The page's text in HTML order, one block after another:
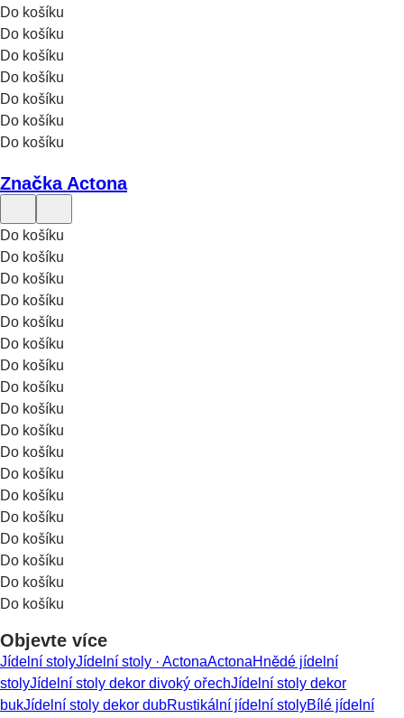
Do košíku
Do košíku
Do košíku
Do košíku
Do košíku
Do košíku
Do košíku
Značka Actona
Do košíku
Do košíku
Do košíku
Do košíku
Do košíku
Do košíku
Do košíku
Do košíku
Do košíku
Do košíku
Do košíku
Do košíku
Do košíku
Do košíku
Do košíku
Do košíku
Do košíku
Do košíku
Objevte více
Jídelní stolyJídelní stoly · ActonaActonaHnědé jídelní
stolyJídelní stoly dekor divoký ořechJídelní stoly dekor
bukJídelní stoly dekor dubRustikální jídelní stolyBílé jídelní